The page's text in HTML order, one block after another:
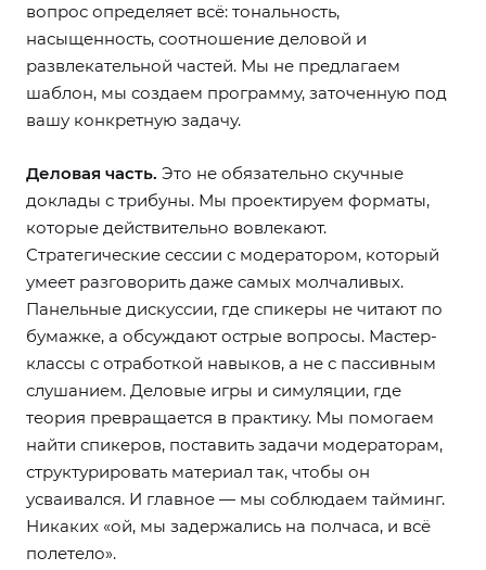
вопрос определяет всё: тональность,
насыщенность, соотношение деловой и
развлекательной частей. Мы не предлагаем
шаблон, мы создаем программу, заточенную под
вашу конкретную задачу.
Деловая часть. Это не обязательно скучные
доклады с трибуны. Мы проектируем форматы,
которые действительно вовлекают.
Стратегические сессии с модератором, который
умеет разговорить даже самых молчаливых.
Панельные дискуссии, где спикеры не читают по
бумажке, а обсуждают острые вопросы. Мастер-
классы с отработкой навыков, а не с пассивным
слушанием. Деловые игры и симуляции, где
теория превращается в практику. Мы помогаем
найти спикеров, поставить задачи модераторам,
структурировать материал так, чтобы он
усваивался. И главное — мы соблюдаем тайминг.
Никаких «ой, мы задержались на полчаса, и всё
полетело».